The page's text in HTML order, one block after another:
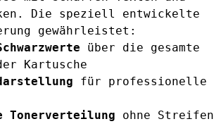
Die speziell entwickelte
gewährleistet:
über die gesamte
Kartusche
für professionelle
Tonerverteilung ohne Streifen